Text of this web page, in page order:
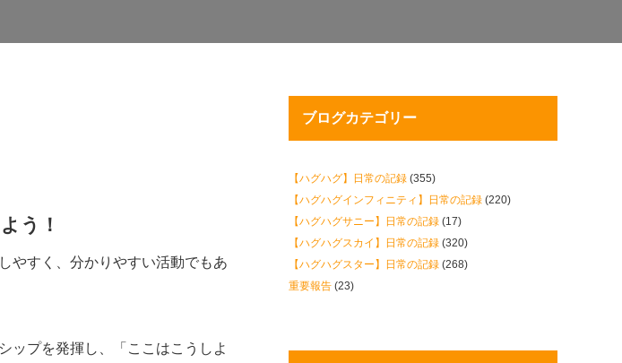
う！
やすく、分かりやすい活動でもあ
ップを発揮し、「ここはこうしよ
ブログカテゴリー
【ハグハグ】日常の記録 (355)
【ハグハグインフィニティ】日常の記録 (220)
【ハグハグサニー】日常の記録 (17)
【ハグハグスカイ】日常の記録 (320)
【ハグハグスター】日常の記録 (268)
重要報告 (23)